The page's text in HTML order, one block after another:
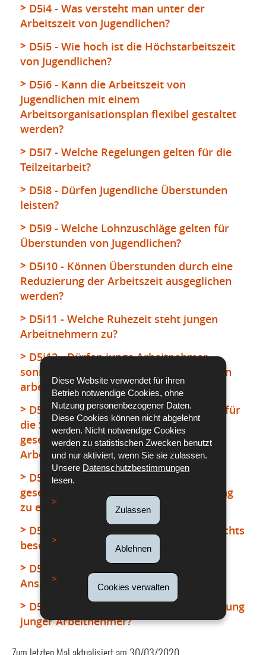
Diese Website verwendet für ihren
Betrieb notwendige Cookies, ohne
Nutzung personenbezogener Daten.
Diese Cookies können nicht abgelehnt
werden. Nicht notwendige Cookies
werden zu statistischen Zwecken benutzt
und nur aktiviert, wenn Sie sie zulassen.
Unsere Datenschutzbestimmungen
lesen.
Zulassen
Ablehnen
Cookies verwalten
D5i4 - Was versteht man unter der
Arbeitszeit von Jugendlichen?
D5i5 - Wie hoch ist die Höchstarbeitszeit
von Jugendlichen?
D5i6 - Kann die Arbeitszeit von
Jugendlichen mit einem
Arbeitsorganisationsplan flexibel gestaltet
werden?
D5i7 - Welche Regelungen gelten für die
Teilzeitarbeit?
D5i8 - Dürfen Jugendliche Überstunden
leisten?
D5i9 - Welche Lohnzuschläge gelten für
Überstunden von Jugendlichen?
D5i10 - Können Überstunden durch eine
Reduzierung der Arbeitszeit ausgeglichen
werden?
D5i11 - Welche Ruhezeit steht jungen
Arbeitnehmern zu?
D5i12 - Dürfen junge Arbeitnehmer
sonntags oder an gesetzlichen Feiertagen
arbeiten?
D5i13 - Wie hoch ist der Lohnzuschlag für
die Sonntagsarbeit oder Arbeit an einem
gesetzlichen Feiertag von jungen
Arbeitnehmern?
D5i14 - Berechtigt die Arbeit an einem
gesetzlichen Feiertag oder einem Sonntag
zu einer Ausgleichsruhezeit?
D5i15 - Dürfen junge Arbeitnehmer nachts
beschäftigt werden?
D5i16 - Haben junge Arbeitnehmer
Anspruch auf bezahlten Jahresurlaub?
D5i17 - Wie hoch ist die Mindestvergütung
junger Arbeitnehmer?